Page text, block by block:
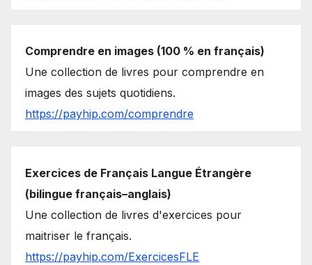
Comprendre en images (100 % en français)
Une collection de livres pour comprendre en
images des sujets quotidiens.
https://payhip.com/comprendre
Exercices de Français Langue Étrangère
(bilingue français–anglais)
Une collection de livres d'exercices pour
maitriser le français.
https://payhip.com/ExercicesFLE